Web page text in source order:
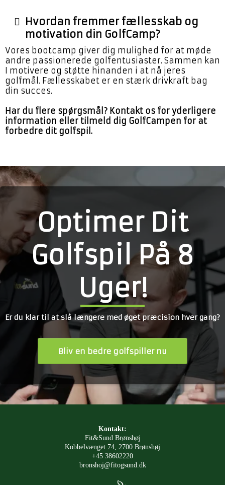
Hvordan fremmer fællesskab og
motivation din GolfCamp?
Vores bootcamp giver dig mulighed for at møde
andre passionerede golfentusiaster. Sammen kan
I motivere og støtte hinanden i at nå jeres
golfmål. Fællesskabet er en stærk drivkraft bag
din succes.
Har du flere spørgsmål? Kontakt os for yderligere
information eller tilmeld dig GolfCampen for at
forbedre dit golfspil.
Optimer Dit
Golfspil På 8
Uger!
Er du klar til at slå længere med øget præcision hver gang?
Bliv en bedre golfspiller nu
Kontakt:
Fit&Sund Brønshøj
Kobbelvænget 74, 2700 Brønshøj
+45 38602220
bronshoj@fitogsund.dk